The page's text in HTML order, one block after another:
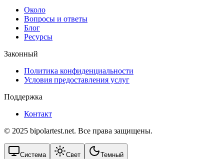
Около
Вопросы и ответы
Блог
Ресурсы
Законный
Политика конфиденциальности
Условия предоставления услуг
Поддержка
Контакт
© 2025 bipolartest.net. Все права защищены.
Система Свет Темный